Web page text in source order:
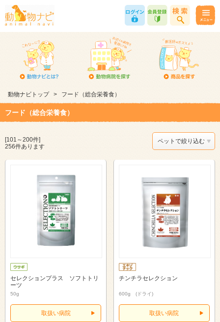
動物ナビトップ > フード（総合栄養食）
フード（総合栄養食）
[101～200件]
256件あります
ペットで絞り込む
セレクションプラス ソフトトリ
ーツ
50g
取扱い病院
チンチラセレクション
600g (ドライ)
取扱い病院